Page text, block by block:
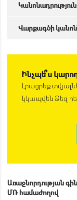
Կանոնադրություն
Վարքագծի
Ինչպե՞ս
Լրացրեք
կկապվեն Ձեզ
Առաջնորդության
ՄՌ համաժողով